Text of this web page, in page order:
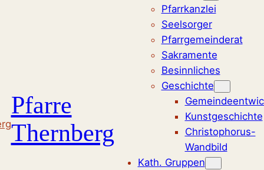
Pfarre
Thernberg
Pfarrkanzlei
Seelsorger
Pfarrgemeinderat
Sakramente
Besinnliches
Geschichte
Kunstgeschichte
Christophorus-
Wandbild
Kath. Gruppen